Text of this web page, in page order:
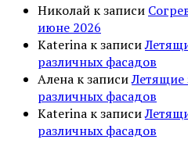
Николай к записи
июне 2026
Katerina к записи
различных фасадов
Алена к записиЛетящие
различных фасадов
Katerina к записи
различных фасадов